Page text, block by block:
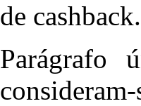
de cashback.
Parágrafo